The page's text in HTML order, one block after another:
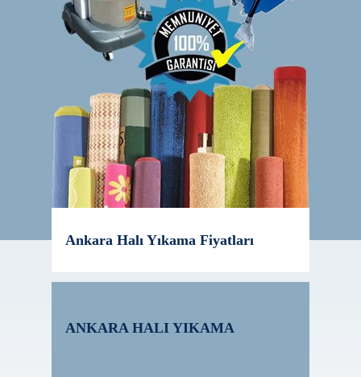
Ankara Halı Yıkama Fiyatları
ANKARA HALI YIKAMA